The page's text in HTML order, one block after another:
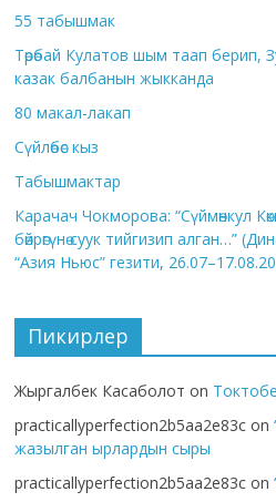
55 табышмак
Төрөбай Кулатов шым таап берип,
казак балбанын жыкканда
80 макал-лакап
Сүйлөбөс кыз
Табышмактар
Карачач Чокморова: “Сүймөнкул
бөйрөгүнө суук тийгизип алган…”
“Азия Ньюс” гезити,
Пикирлер
Жыргалбек Касаболот on
practicallyperfection2b5aa2e83c on
жазылган ырлардын сыры
practicallyperfection2b5aa2e83c on